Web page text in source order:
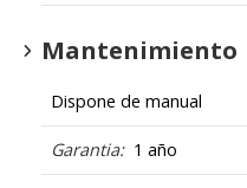
Mantenimiento
Dispone de manual
Garantia: 1 año